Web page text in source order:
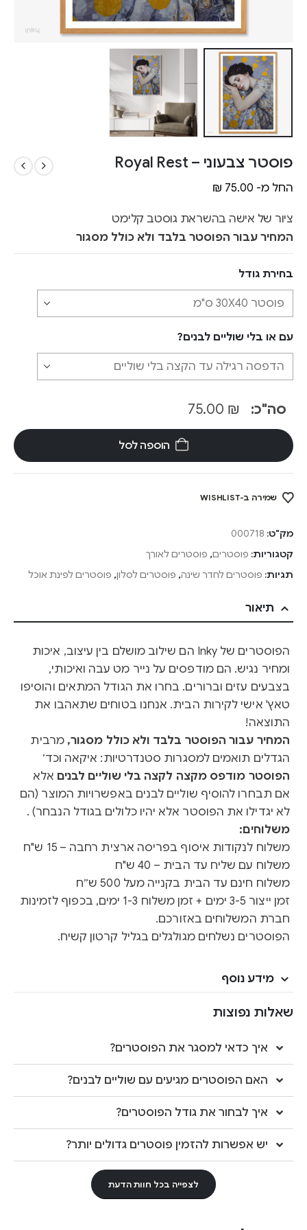
פוסטר צבעוני – Royal Rest
החל מ- ₪ 75.00
ציור של אישה בהשראת גוסטב קלימט
המחיר עבור הפוסטר בלבד ולא כולל מסגור
בחירת גודל
עם או בלי שוליים לבנים?
סה"כ: ₪
הוספה לסל
שמירה ב-WISHLIST
מק"ט: 000718
קטגוריות: פוסטרים, פוסטרים לאורך
תגיות: פוסטרים לחדר שינה, פוסטרים לסלון, פוסטרים לפינת אוכל
תיאור
הפוסטרים של Inky הם שילוב מושלם בין עיצוב, איכות
ומחיר נגיש. הם מודפסים על נייר מט עבה ואיכותי,
בצבעים עזים וברורים. בחרו את הגודל המתאים והוסיפו
טאץ' אישי לקירות הבית. אנחנו בטוחים שתאהבו את
התוצאה!
המחיר עבור הפוסטר בלבד ולא כולל מסגור, מרבית
הגדלים תואמים למסגרות סטנדרטיות: איקאה וכד׳
הפוסטר מודפס מקצה לקצה בלי שוליים לבנים אלא
אם תבחרו להוסיף שוליים לבנים באפשרויות המוצר (הם
לא יגדילו את הפוסטר אלא יהיו כלולים בגודל הנבחר) .
משלוחים:
משלוח לנקודות איסוף בפריסה ארצית רחבה – 15 ש"ח
משלוח עם שליח עד הבית – 40 ש"ח
משלוח חינם עד הבית בקנייה מעל 500 ש״ח
זמן ייצור 3-5 ימים + זמן משלוח 1-3 ימים, בכפוף לזמינות
חברת המשלוחים באזורכם.
הפוסטרים נשלחים מגולגלים בגליל קרטון קשיח.
מידע נוסף
שאלות נפוצות
איך כדאי למסגר את הפוסטרים?
האם הפוסטרים מגיעים עם שוליים לבנים?
איך לבחור את גודל הפוסטרים?
יש אפשרות להזמין פוסטרים גדולים יותר?
לצפייה בכל חוות הדעת